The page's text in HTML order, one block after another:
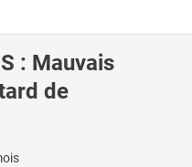
: Mauvais
de